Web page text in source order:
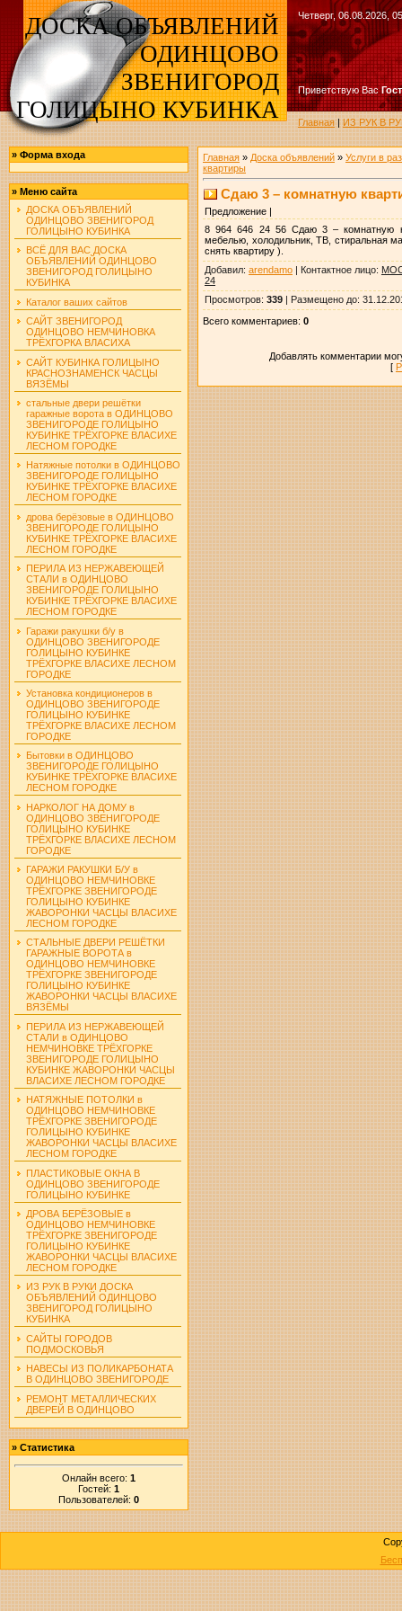
ДОСКА ОБЪЯВЛЕНИЙ
ОДИНЦОВО
ЗВЕНИГОРОД
ГОЛИЦЫНО КУБИНКА
Четверг, 06.08.2026,
Приветствую Вас
Главная|ИЗ РУК В
» Форма входа
» Меню сайта
ДОСКА ОБЪЯВЛЕНИЙ
ОДИНЦОВО ЗВЕНИГОРОД
ГОЛИЦЫНО КУБИНКА
ВСЁ ДЛЯ ВАС ДОСКА
ОБЪЯВЛЕНИЙ ОДИНЦОВО
ЗВЕНИГОРОД ГОЛИЦЫНО
КУБИНКА
Каталог ваших сайтов
САЙТ ЗВЕНИГОРОД
ОДИНЦОВО НЕМЧИНОВКА
ТРЁХГОРКА ВЛАСИХА
САЙТ КУБИНКА ГОЛИЦЫНО
КРАСНОЗНАМЕНСК ЧАСЦЫ
ВЯЗЁМЫ
стальные двери решётки
гаражные ворота в ОДИНЦОВО
ЗВЕНИГОРОДЕ ГОЛИЦЫНО
КУБИНКЕ ТРЁХГОРКЕ ВЛАСИХЕ
ЛЕСНОМ ГОРОДКЕ
Натяжные потолки в ОДИНЦОВО
ЗВЕНИГОРОДЕ ГОЛИЦЫНО
КУБИНКЕ ТРЁХГОРКЕ ВЛАСИХЕ
ЛЕСНОМ ГОРОДКЕ
дрова берёзовые в ОДИНЦОВО
ЗВЕНИГОРОДЕ ГОЛИЦЫНО
КУБИНКЕ ТРЁХГОРКЕ ВЛАСИХЕ
ЛЕСНОМ ГОРОДКЕ
ПЕРИЛА ИЗ НЕРЖАВЕЮЩЕЙ
СТАЛИ в ОДИНЦОВО
ЗВЕНИГОРОДЕ ГОЛИЦЫНО
КУБИНКЕ ТРЁХГОРКЕ ВЛАСИХЕ
ЛЕСНОМ ГОРОДКЕ
Гаражи ракушки б/у в
ОДИНЦОВО ЗВЕНИГОРОДЕ
ГОЛИЦЫНО КУБИНКЕ
ТРЁХГОРКЕ ВЛАСИХЕ ЛЕСНОМ
ГОРОДКЕ
Установка кондиционеров в
ОДИНЦОВО ЗВЕНИГОРОДЕ
ГОЛИЦЫНО КУБИНКЕ
ТРЁХГОРКЕ ВЛАСИХЕ ЛЕСНОМ
ГОРОДКЕ
Бытовки в ОДИНЦОВО
ЗВЕНИГОРОДЕ ГОЛИЦЫНО
КУБИНКЕ ТРЁХГОРКЕ ВЛАСИХЕ
ЛЕСНОМ ГОРОДКЕ
НАРКОЛОГ НА ДОМУ в
ОДИНЦОВО ЗВЕНИГОРОДЕ
ГОЛИЦЫНО КУБИНКЕ
ТРЁХГОРКЕ ВЛАСИХЕ ЛЕСНОМ
ГОРОДКЕ
ГАРАЖИ РАКУШКИ Б/У в
ОДИНЦОВО НЕМЧИНОВКЕ
ТРЁХГОРКЕ ЗВЕНИГОРОДЕ
ГОЛИЦЫНО КУБИНКЕ
ЖАВОРОНКИ ЧАСЦЫ ВЛАСИХЕ
ЛЕСНОМ ГОРОДКЕ
СТАЛЬНЫЕ ДВЕРИ РЕШЁТКИ
ГАРАЖНЫЕ ВОРОТА в
ОДИНЦОВО НЕМЧИНОВКЕ
ТРЁХГОРКЕ ЗВЕНИГОРОДЕ
ГОЛИЦЫНО КУБИНКЕ
ЖАВОРОНКИ ЧАСЦЫ ВЛАСИХЕ
ВЯЗЁМЫ
ПЕРИЛА ИЗ НЕРЖАВЕЮЩЕЙ
СТАЛИ в ОДИНЦОВО
НЕМЧИНОВКЕ ТРЁХГОРКЕ
ЗВЕНИГОРОДЕ ГОЛИЦЫНО
КУБИНКЕ ЖАВОРОНКИ ЧАСЦЫ
ВЛАСИХЕ ЛЕСНОМ ГОРОДКЕ
НАТЯЖНЫЕ ПОТОЛКИ в
ОДИНЦОВО НЕМЧИНОВКЕ
ТРЁХГОРКЕ ЗВЕНИГОРОДЕ
ГОЛИЦЫНО КУБИНКЕ
ЖАВОРОНКИ ЧАСЦЫ ВЛАСИХЕ
ЛЕСНОМ ГОРОДКЕ
ПЛАСТИКОВЫЕ ОКНА В
ОДИНЦОВО ЗВЕНИГОРОДЕ
ГОЛИЦЫНО КУБИНКЕ
ДРОВА БЕРЁЗОВЫЕ в
ОДИНЦОВО НЕМЧИНОВКЕ
ТРЁХГОРКЕ ЗВЕНИГОРОДЕ
ГОЛИЦЫНО КУБИНКЕ
ЖАВОРОНКИ ЧАСЦЫ ВЛАСИХЕ
ЛЕСНОМ ГОРОДКЕ
ИЗ РУК В РУКИ ДОСКА
ОБЪЯВЛЕНИЙ ОДИНЦОВО
ЗВЕНИГОРОД ГОЛИЦЫНО
КУБИНКА
САЙТЫ ГОРОДОВ
ПОДМОСКОВЬЯ
НАВЕСЫ ИЗ ПОЛИКАРБОНАТА
В ОДИНЦОВО ЗВЕНИГОРОДЕ
РЕМОНТ МЕТАЛЛИЧЕСКИХ
ДВЕРЕЙ В ОДИНЦОВО
» Статистика
Онлайн всего: 1
Гостей: 1
Пользователей: 0
Главная» Доска объявлений» Услуги в
квартиры
Сдаю 3 – комнатную
Предложение |
8 964 646 24 56 Сдаю 3 – комнатную
мебелью, холодильник, ТВ, стиральная
снять квартиру ).
Добавил: arendamo| Контактное лицо:
24
Просмотров: 339| Размещено до:
Всего комментариев: 0
Добавлять комментарии
[